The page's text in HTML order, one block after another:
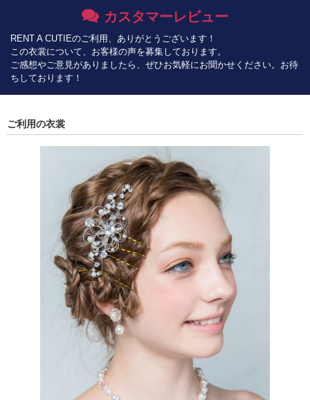
カスタマーレビュー
RENT A CUTIEのご利用、ありがとうございます！
この衣裳について、お客様の声を募集しております。
ご感想やご意見がありましたら、ぜひお気軽にお聞かせください。お待
ちしております！
ご利用の衣裳